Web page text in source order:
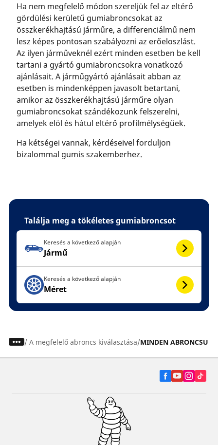
Ha nem megfelelő módon szereljük fel az eltérő
gördülési kerületű gumiabroncsokat az
összkerékhajtású járműre, a differenciálmű nem
lesz képes pontosan szabályozni az erőeloszlást.
Az ilyen járműveknél ezért minden esetben be kell
tartani a gyártó gumiabroncsokra vonatkozó
ajánlásait. A járműgyártó ajánlásait abban az
esetben is mindenképpen javasolt betartani,
amikor az összkerékhajtású járműre olyan
gumiabroncsokat szándékozunk felszerelni,
amelyek elöl és hátul eltérő profilmélységűek.
Ha kétségei vannak, kérdéseivel forduljon
bizalommal gumis szakemberhez.
Találja meg a tökéletes gumiabroncsot
Keresés a következő alapján
Jármű
Keresés a következő alapján
Méret
/ A megfelelő abroncs kiválasztása MINDEN